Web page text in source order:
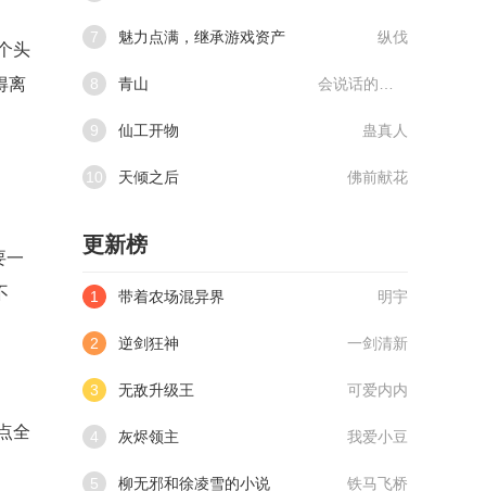
头
离
一
全
7 魅力点满，继承游戏资产 纵伐
8 青山
9 仙工开物 蛊真人
10 天倾之后 佛前献花
更新榜
1 带着农场混异界 明宇
2 逆剑狂神 一剑清新
3 无敌升级王 可爱内内
4 灰烬领主 我爱小豆
5 柳无邪和徐凌雪的小说 铁马飞桥